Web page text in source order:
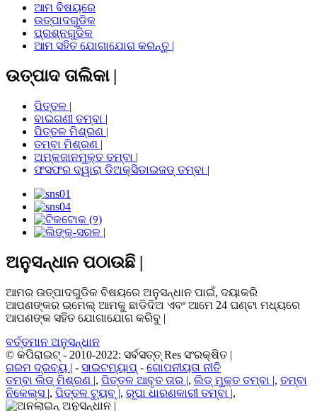
ଆମ ବିଷୟରେ
ଉତ୍ପାଦଗୁଡିକ
ପ୍ରଶ୍ନଗୁଡିକ
ଆମ ସହିତ ଯୋଗାଯୋଗ କରନ୍ତୁ |
ଉତ୍ପାଦ ତାଲିକା |
ପିତ୍ତଳ |
ବାଇଗଣୀ ତମ୍ବା |
ପିତ୍ତଳ ମିଶ୍ରଣ |
ତମ୍ବା ମିଶ୍ରଣ |
ଅମ୍ଳଜାନମୁକ୍ତ ତମ୍ବା |
ଫସଫର ଦ୍ୱାରା ଡିଅକ୍ସିଡାଇଜଡ୍ ତମ୍ବା |
ଅନୁସନ୍ଧାନ ପଠାଉଛି |
ଆମର ଉତ୍ପାଦଗୁଡିକ ବିଷୟରେ ଅନୁସନ୍ଧାନ ପାଇଁ, ଦୟାକରି
ଆପଣଙ୍କର ଇମେଲ୍ ଆମକୁ ଛାଡିଦିଅ ଏବଂ ଆମେ 24 ଘଣ୍ଟା ମଧ୍ୟରେ
ଆପଣଙ୍କ ସହିତ ଯୋଗାଯୋଗ କରିବୁ |
ବର୍ତ୍ତମାନ ଅନୁସନ୍ଧାନ
© କପିରାଇଟ୍ - 2010-2022: ସର୍ବସତ୍ତ୍ Res ସଂରକ୍ଷିତ |
ଗରମ ଦ୍ରବ୍ୟ | - ସାଇଟମ୍ୟାପ୍ - ଗୋପନୀୟତା ନୀତି
ତମ୍ବା ଲିଡ୍ ମିଶ୍ରଣ |, ପିତ୍ତଳ ଆବୃତ ତାର |, ଲିଡ୍ ମୁକ୍ତ ତମ୍ବା |, ତମ୍ବା
ନିକେଲ୍ସ |, ପିତ୍ତଳ ଟ୍ୟୁବ୍ |, ରୂପା ଧାରଣକାରୀ ତମ୍ବା |,